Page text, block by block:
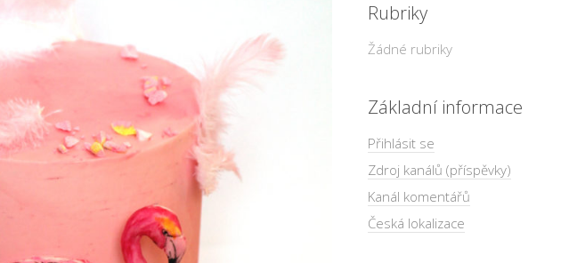
Rubriky
Žádné rubriky
Základní informace
Přihlásit se
Zdroj kanálů (příspěvky)
Kanál komentářů
Česká lokalizace